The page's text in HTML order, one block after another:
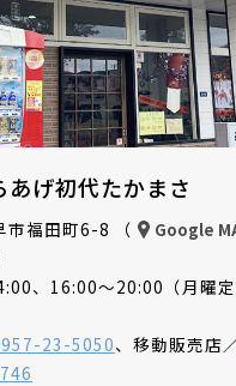
あげ初代たかまさ
市福田町6-8 （ Google
、16:00～20:00（月曜定
23-5050、移動販売店